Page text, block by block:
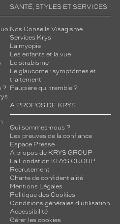
?
SANTÉ, STYLES ET SERVICES
Nos Conseils Visagisme
Services Krys
La myopie
Les enfants et la vue
Le strabisme
Le glaucome : symptômes et
traitement
Paupière qui tremble ?
A PROPOS DE KRYS
Qui sommes-nous ?
Les preuves de la confiance
Espace Presse
A propos de KRYS GROUP
La Fondation KRYS GROUP
Recrutement
Charte de confidentialité
Mentions Légales
Politique des Cookies
Conditions générales d'utilisation
Accessibilité
Gérer les cookies